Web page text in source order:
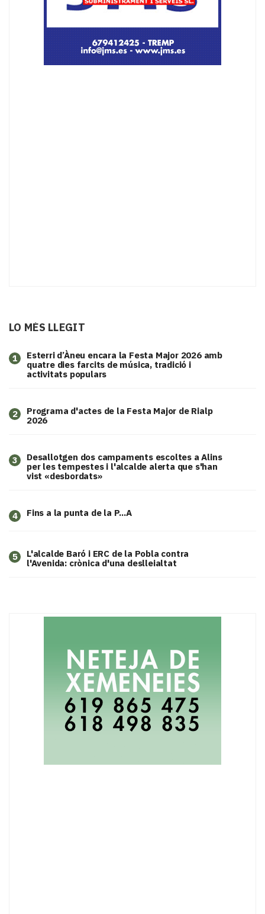
LO MÉS LLEGIT
1
Esterri d’Àneu encara la Festa Major 2026 amb
quatre dies farcits de música, tradició i
activitats populars
2
Programa d'actes de la Festa Major de Rialp
2026
3
​Desallotgen dos campaments escoltes a Alins
per les tempestes i l'alcalde alerta que s'han
vist «desbordats»
4 Fins a la punta de la P...A
5
L'alcalde Baró i ERC de la Pobla contra
l'Avenida: crònica d'una deslleialtat